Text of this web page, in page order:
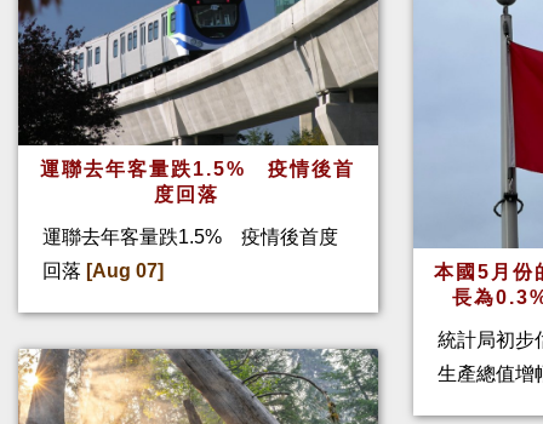
運聯去年客量跌1.5% 疫情後首
度回落
運聯去年客量跌1.5% 疫情後首度
回落 [Aug 07]
本國5月份
長為
統計局初步
生產總值增